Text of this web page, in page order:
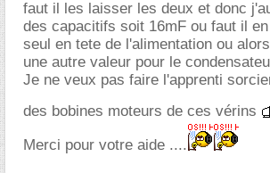
faut il les laisser les deux et donc
des capacitifs soit 16mF ou faut il
seul en tete de l'alimentation ou
une autre valeur pour le
Je ne veux pas faire l'apprenti
des bobines moteurs de ces vérins
Merci pour votre aide ....